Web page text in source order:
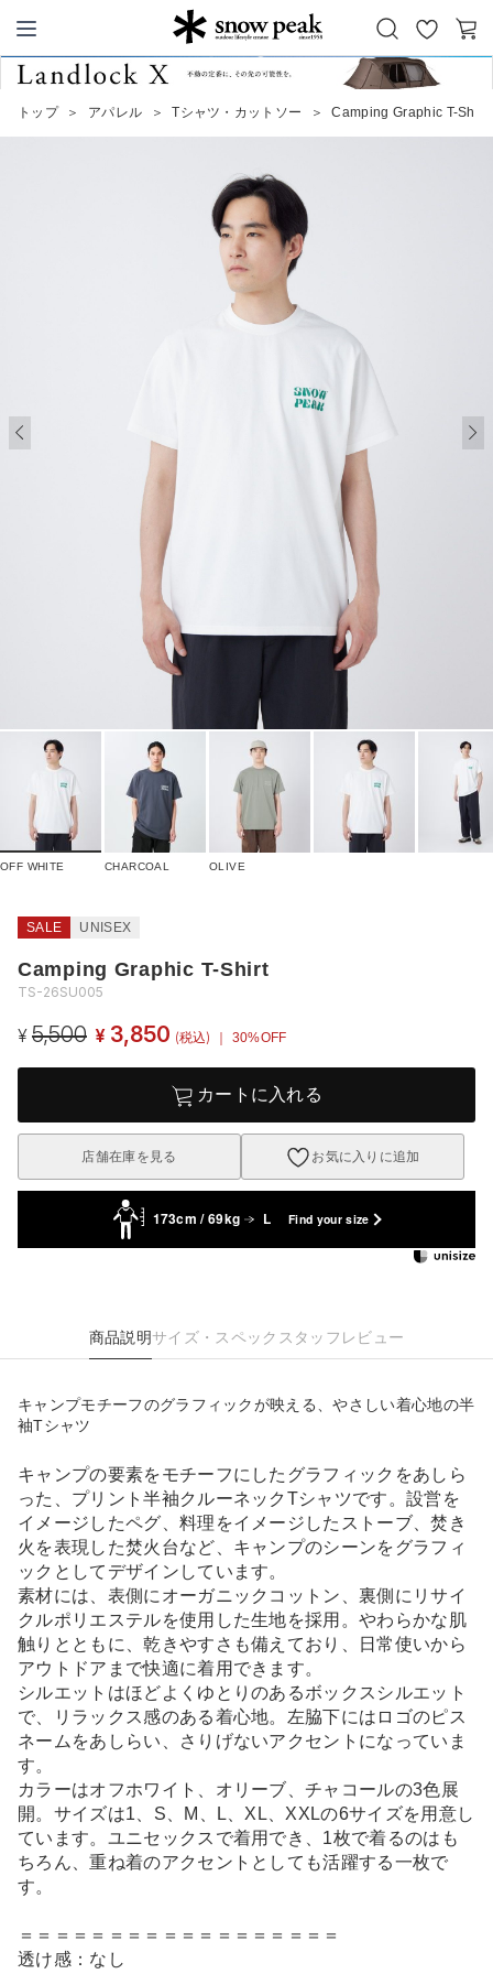
Snow Peak
お
気
カ
トップ ＞ アパレル ＞ Tシャツ・カットソー ＞ Camping Graphic T-Shirt
OFF WHITE CHARCOAL OLIVE
SALE UNISEX
Camping Graphic T-Shirt
TS-26SU005
¥ 5,500 ¥ 3,850 (税込) ｜ 30%OFF
カートに入れる
店舗在庫を見る お気に入りに追加
173cm / 69kg L Find your size
商品説明サイズ・スペック スタッフレビュー
キャンプモチーフのグラフィックが映える、やさしい着心地の半
袖Tシャツ
キャンプの要素をモチーフにしたグラフィックをあしら
った、プリント半袖クルーネックTシャツです。設営を
イメージしたペグ、料理をイメージしたストーブ、焚き
火を表現した焚火台など、キャンプのシーンをグラフィ
ックとしてデザインしています。
素材には、表側にオーガニックコットン、裏側にリサイ
クルポリエステルを使用した生地を採用。やわらかな肌
触りとともに、乾きやすさも備えており、日常使いから
アウトドアまで快適に着用できます。
シルエットはほどよくゆとりのあるボックスシルエット
で、リラックス感のある着心地。左脇下にはロゴのピス
ネームをあしらい、さりげないアクセントになっていま
す。
カラーはオフホワイト、オリーブ、チャコールの3色展
開。サイズは1、S、M、L、XL、XXLの6サイズを用意し
ています。ユニセックスで着用でき、1枚で着るのはも
ちろん、重ね着のアクセントとしても活躍する一枚で
す。
＝＝＝＝＝＝＝＝＝＝＝＝＝＝＝＝＝＝
透け感：なし